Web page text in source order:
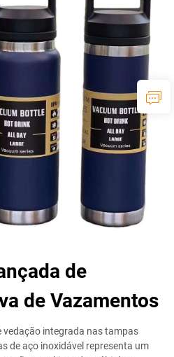
de
de Vazamentos
vedação integrada nas tampas
de aço inoxidável representa um